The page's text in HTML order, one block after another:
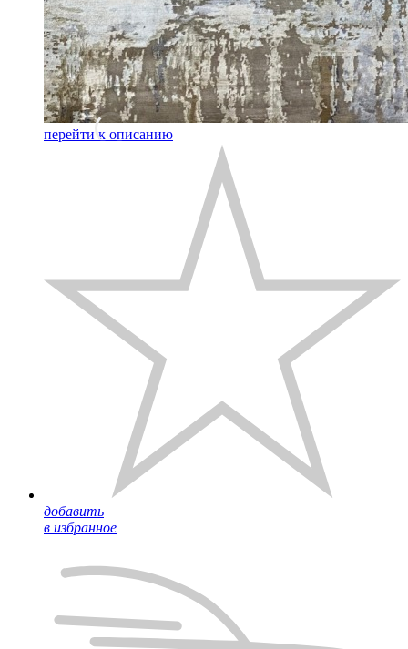
перейти к описанию
добавить
в избранное